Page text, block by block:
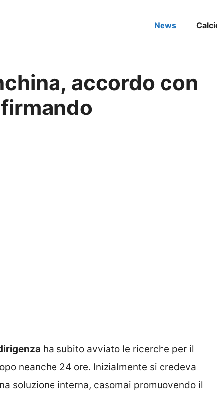
News
accordo con
ha subito avviato le ricerche per il
neanche 24 ore. Inizialmente si credeva
soluzione interna, casomai promuovendo il